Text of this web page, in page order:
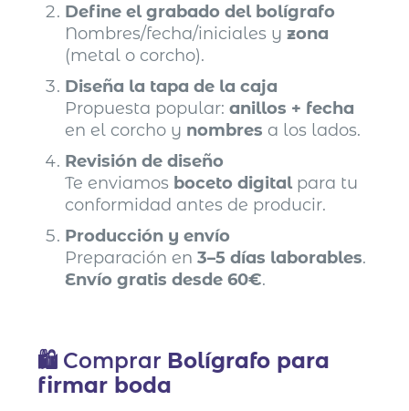
Define el grabado del bolígrafo
Nombres/fecha/iniciales yzona
(metal o corcho).
Diseña la tapa de la caja
Propuesta popular:anillos + fecha
en el corcho y nombres a los lados.
Revisión de diseño
Te enviamos boceto digitalpara tu
conformidad antes de producir.
Producción y envío
Preparación en3–5 días laborables.
Envío gratis desde 60€.
🛍️ Comprar Bolígrafo para
firmar boda